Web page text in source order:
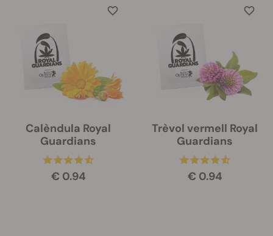
Calèndula Royal
Guardians
€ 0.94
Trèvol vermell Royal
Guardians
€ 0.94